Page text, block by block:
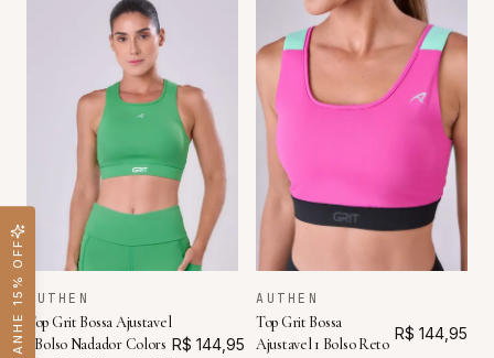
AUTHEN
Top Grit Bossa Ajustavel
1 Bolso Nadador Colors R$ 144,95
AUTHEN
Top Grit Bossa
Ajustavel 1 Bolso Reto
R$ 144,95
GANHE 15% OFF